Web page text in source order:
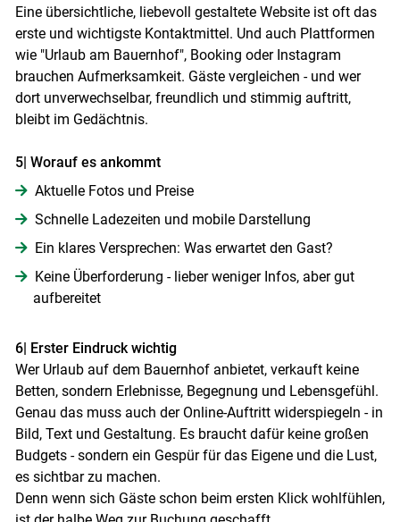
Eine übersichtliche, liebevoll gestaltete Website ist oft das
erste und wichtigste Kontaktmittel. Und auch Plattformen
wie "Urlaub am Bauernhof", Booking oder Instagram
brauchen Aufmerksamkeit. Gäste vergleichen - und wer
dort unverwechselbar, freundlich und stimmig auftritt,
bleibt im Gedächtnis.
5| Worauf es ankommt
Aktuelle Fotos und Preise
Schnelle Ladezeiten und mobile Darstellung
Ein klares Versprechen: Was erwartet den Gast?
Keine Überforderung - lieber weniger Infos, aber gut
aufbereitet
6| Erster Eindruck wichtig
Wer Urlaub auf dem Bauernhof anbietet, verkauft keine
Betten, sondern Erlebnisse, Begegnung und Lebensgefühl.
Genau das muss auch der Online-Auftritt widerspiegeln - in
Bild, Text und Gestaltung. Es braucht dafür keine großen
Budgets - sondern ein Gespür für das Eigene und die Lust,
es sichtbar zu machen.
Denn wenn sich Gäste schon beim ersten Klick wohlfühlen,